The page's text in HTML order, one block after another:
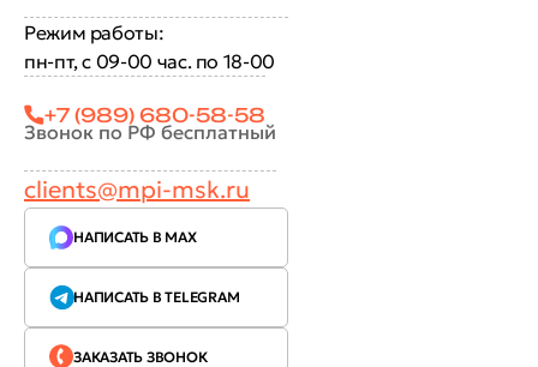
Режим работы:
пн-пт, с 09-00 час. по 18-00
+7 (989) 680-58-58
Звонок по РФ бесплатный
clients@mpi-msk.ru
НАПИСАТЬ В MAX
НАПИСАТЬ В TELEGRAM
ЗАКАЗАТЬ ЗВОНОК